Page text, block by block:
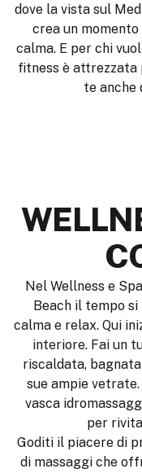
dove la vista sul
crea un
calma. E per chi
fitness è attrezzata
te anche
Nel Wellness e
Beach il tempo
calma e relax. Qui
interiore. Fai un
riscaldata,
sue ampie
vasca
per
Goditi il piacere di
di massaggi che